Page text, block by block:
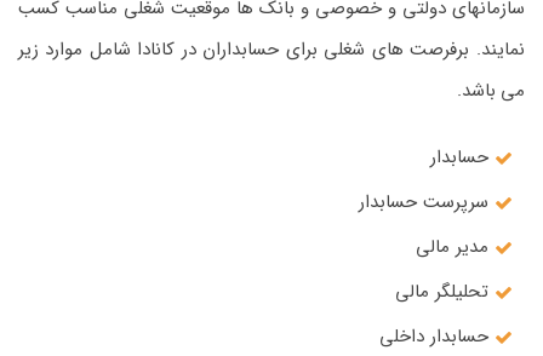
سازمانهای دولتی و خصوصی و بانک ها موقعیت شغلی مناسب کسب
نمایند. برفرصت های شغلی برای حسابداران در کانادا شامل موارد زیر
می باشد.
حسابدار
سرپرست حسابدار
مدیر مالی
تحلیلگر مالی
حسابدار داخلی